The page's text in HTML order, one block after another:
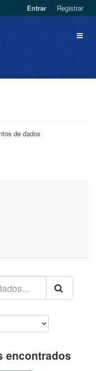
Entrar Registrar
de dados
encontrados